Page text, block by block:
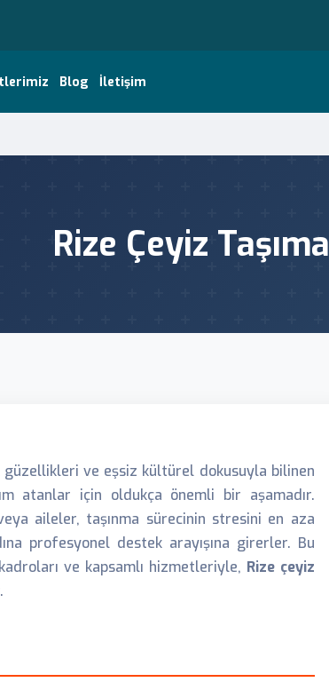
Blog İletişim
Rize Çeyiz Taşıma
ve eşsiz kültürel dokusuyla bilinen
atanlar için oldukça önemli bir aşamadır.
aileler, taşınma sürecinin stresini en aza
profesyonel destek arayışına girerler. Bu
ve kapsamlı hizmetleriyle, Rize çeyiz